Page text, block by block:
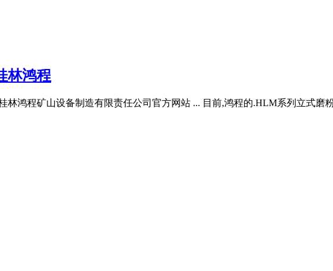
林鸿程
鸿程矿山设备制造有限责任公司官方网站 ... 目前,鸿程的.HLM系列立式磨